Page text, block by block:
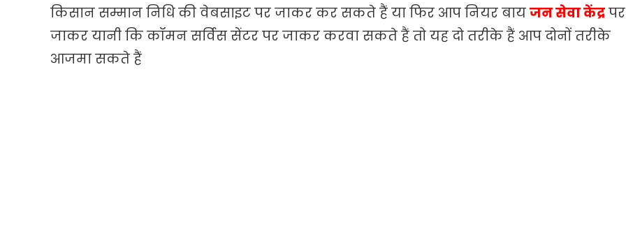
किसान सम्मान निधि की वेबसाइट पर जाकर कर सकते हैं या फिर आप नियर बायजन सेवा केंद्रपर
जाकर यानी कि कॉमन सर्विस सेंटर पर जाकर करवा सकते हैं तो यह दो तरीके हैं आप दोनों तरीके
आजमा सकते हैं